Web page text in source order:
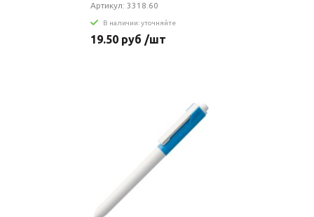
Артикул: 3318.60
В наличии: уточняйте
19.50 руб /шт